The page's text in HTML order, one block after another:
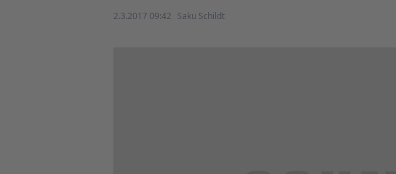
2.3.2017 09:42 Saku Schildt